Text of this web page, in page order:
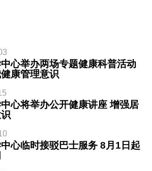
心举办两场专题健康科普活动
康管理意识
心将举办公开健康讲座 增强居
心临时接驳巴士服务 8月1日起